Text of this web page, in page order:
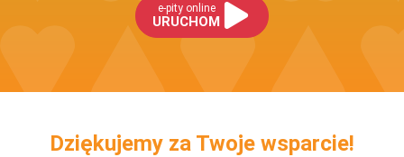
e-pity online
URUCHOM
Dziękujemy za Twoje wsparcie!